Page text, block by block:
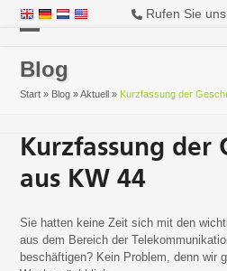
Rufen Sie
mobile
mobile
Blog
Start » Blog »Aktuell » Kurzfassung der
Kurzfassung der
aus KW 44
Sie hatten keine Zeit sich mit den
aus dem Bereich der
beschäftigen? Kein Problem, denn wir